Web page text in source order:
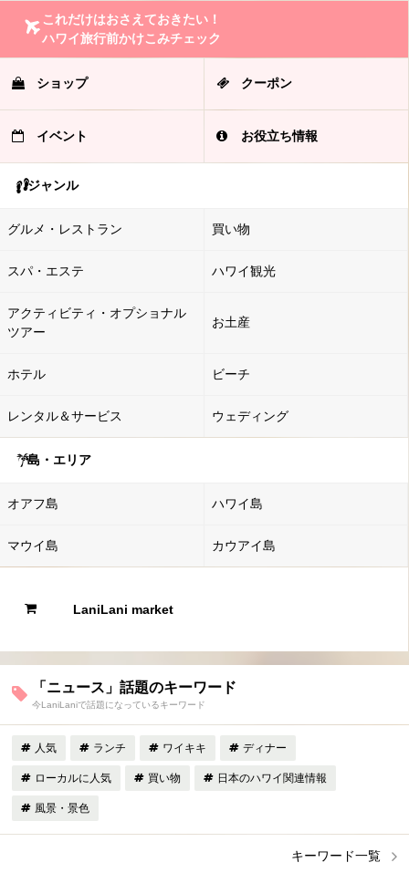
これだけはおさえておきたい！
ハワイ旅行前かけこみチェック
ショップ クーポン
イベント お役立ち情報
ジャンル
グルメ・レストラン 買い物
スパ・エステ ハワイ観光
アクティビティ・オプショナル
ツアー
お土産
ホテル ビーチ
レンタル＆サービス ウェディング
島・エリア
オアフ島 ハワイ島
マウイ島 カウアイ島
LaniLani market
「ニュース」話題のキーワード
今LaniLaniで話題になっているキーワード
人気 ランチ ワイキキ ディナー
ローカルに人気 買い物 日本のハワイ関連情報
風景・景色
キーワード一覧